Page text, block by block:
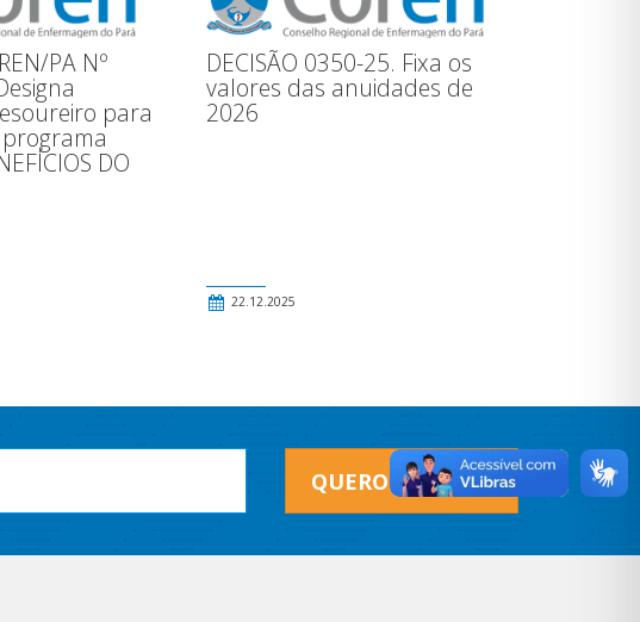
PA Nº
para
DO
DECISÃO 0350-25. Fixa os
valores das anuidades de
2026
22.12.2025
QUERO RECEBER